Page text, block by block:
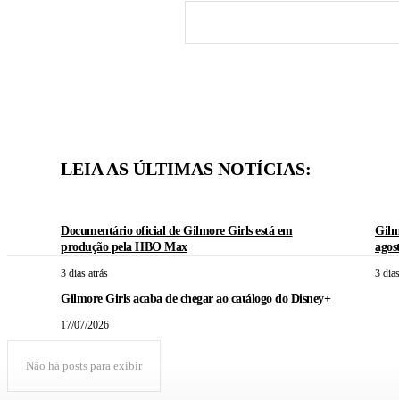
LEIA AS ÚLTIMAS NOTÍCIAS:
Documentário oficial de Gilmore Girls está em
produção pela HBO Max
3 dias atrás 3
Gilmore Girls acaba de chegar ao catálogo do Disney+
17/07/2026
Não há posts para exibir